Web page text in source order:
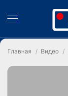
Главная Видео